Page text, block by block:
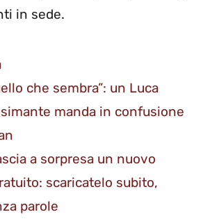
in sede.
che sembra”: un Luca
manda in confusione
a sorpresa un nuovo
scaricatelo subito,
parole